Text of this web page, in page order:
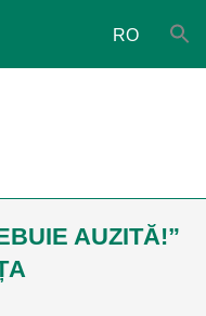
RO
AUZITĂ!”